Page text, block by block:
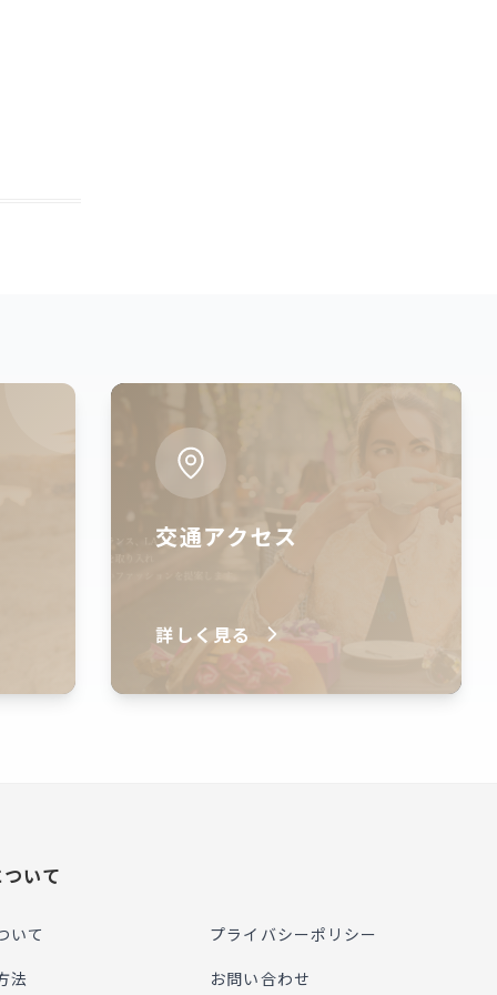
交通アクセス
詳しく見る
いて
いて
法
プライバシーポリシー
お問い合わせ